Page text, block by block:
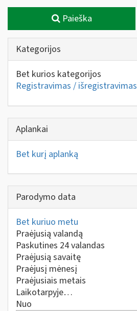
Paieška
Kategorijos
Bet kurios kategorijos
Registravimas / išregistravimas
Aplankai
Bet kurį aplanką
Parodymo data
Bet kuriuo metu
Praėjusią valandą
Paskutines 24 valandas
Praėjusią savaitę
Praėjusį mėnesį
Praėjusiais metais
Laikotarpyje…
Nuo